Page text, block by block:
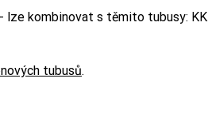
kombinovat s těmito tubusy:
tubusů.